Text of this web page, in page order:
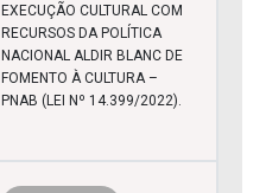
EXECUÇÃO CULTURAL COM
RECURSOS DA POLÍTICA
NACIONAL ALDIR BLANC DE
FOMENTO À CULTURA –
PNAB (LEI Nº 14.399/2022).